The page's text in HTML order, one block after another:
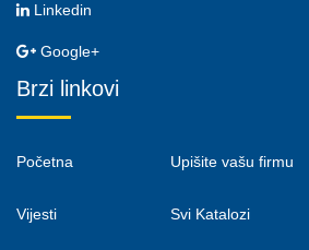
Linkedin
Google+
Brzi linkovi
Početna
Vijesti
Upišite vašu firmu
Svi Katalozi